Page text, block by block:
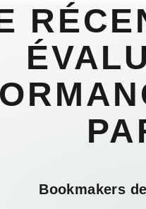
Bookmakers